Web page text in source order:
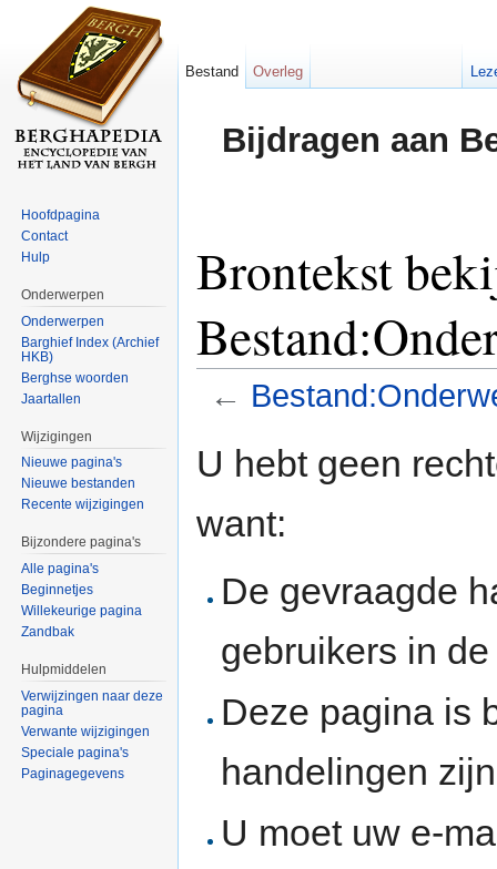
Bijdragen aan
Brontekst
←
U hebt geen
want:
De gevraagde
gebruikers in
Deze pagina is
handelingen
U moet uw e-
Bestand Overleg
Hoofdpagina
Contact
Hulp
Onderwerpen
Onderwerpen
Barghief Index (Archief
HKB)
Berghse woorden
Jaartallen
Wijzigingen
Nieuwe pagina's
Nieuwe bestanden
Recente wijzigingen
Bijzondere pagina's
Alle pagina's
Beginnetjes
Willekeurige pagina
Zandbak
Hulpmiddelen
Verwijzingen naar deze
pagina
Verwante wijzigingen
Speciale pagina's
Paginagegevens